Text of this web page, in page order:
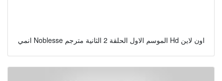
انمي Noblesse الموسم الاول الحلقة 2 الثانية مترجم Hd اون لاين